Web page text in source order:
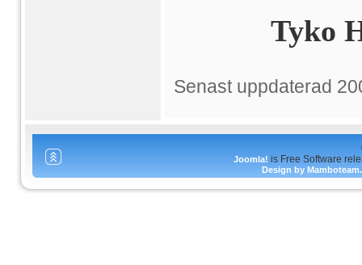
Tyko
Senast uppdaterad
Joomla! is Free Software
Design by